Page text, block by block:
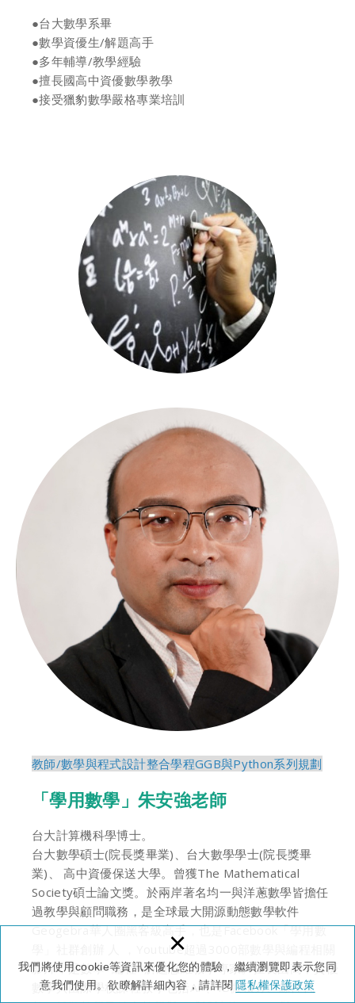
我們將使用cookie等資訊來優化您的體驗，繼續瀏覽即表示您同
意我們使用。欲瞭解詳細內容，請詳閱 隱私權保護政策
×
●台大數學系畢
●數學資優生/解題高手
●多年輔導/教學經驗
●擅長國高中資優數學教學
●接受獵豹數學嚴格專業培訓
教師/數學與程式設計整合學程GGB與Python系列規劃
「學用數學」朱安強老師
台大計算機科學博士。
台大數學碩士(院長獎畢業)、台大數學學士(院長獎畢
業)、 高中資優保送大學。曾獲The Mathematical
Society碩士論文獎。於兩岸著名均一與洋蔥數學皆擔任
過教學與顧問職務，是全球最大開源動態數學軟件
Geogebra華人圈黑客級高手，也是Facebook「學用數
學」社群創辦 人 ，Youtube超過3000部數學與編程相關
影片，是數學+編程+解題思維教學專家。擅長國高中資優
數學與國際學校課程教學包括AP、IB微積分、線性代